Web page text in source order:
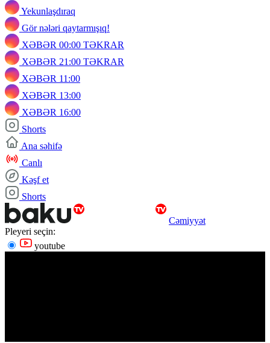
Yekunlaşdıraq
Gör nələri qaytarmışıq!
XƏBƏR 00:00 TƏKRAR
XƏBƏR 21:00 TƏKRAR
XƏBƏR 11:00
XƏBƏR 13:00
XƏBƏR 16:00
Shorts
Ana səhifə
Canlı
Kəşf et
Shorts
Cəmiyyət
Pleyeri seçin:
youtube